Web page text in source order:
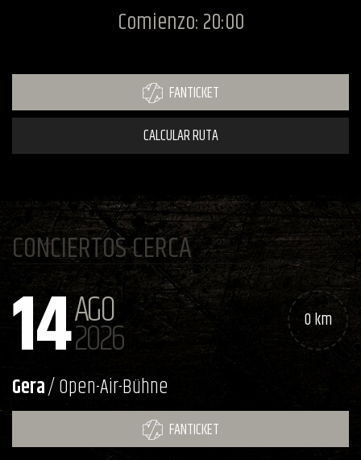
Comienzo: 20:00
FANTICKET
CALCULAR RUTA
CONCIERTOS CERCA
14AGO
2026 0 km
Gera/ Open-Air-Bühne
FANTICKET